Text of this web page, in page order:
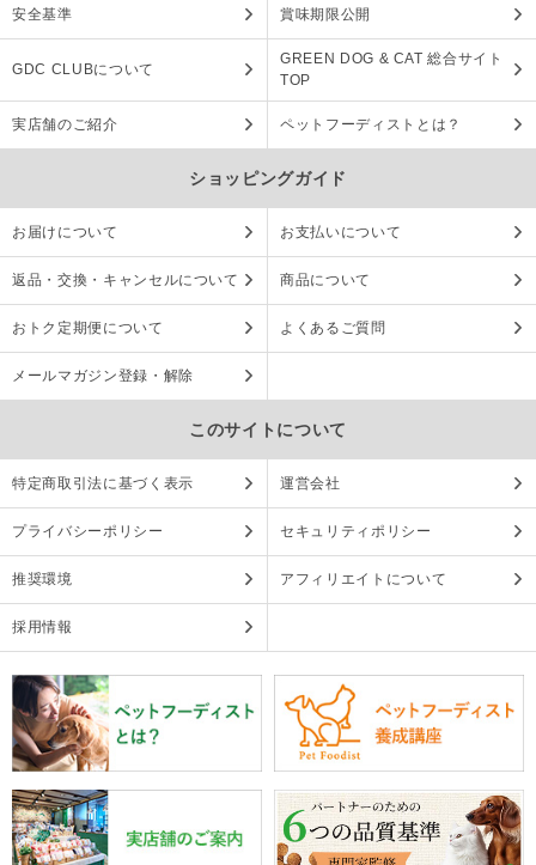
安全基準 賞味期限公開
GDC CLUBについて
GREEN DOG & CAT 総合サイト
TOP
実店舗のご紹介 ペットフーディストとは？
ショッピングガイド
お届けについて お支払いについて
返品・交換・キャンセルについて 商品について
おトク定期便について よくあるご質問
メールマガジン登録・解除
このサイトについて
特定商取引法に基づく表示 運営会社
プライバシーポリシー セキュリティポリシー
推奨環境 アフィリエイトについて
採用情報